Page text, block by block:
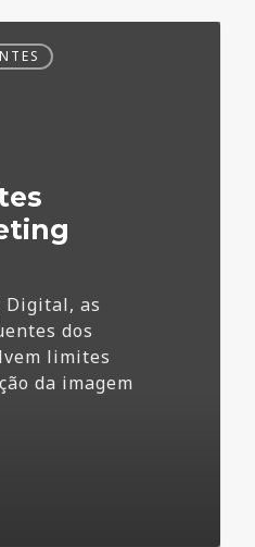
Digital, as
dos
limites
da imagem